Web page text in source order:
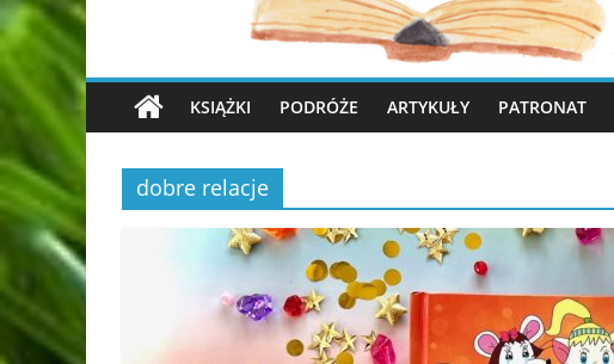
KSIĄŻKI PODRÓŻE ARTYKUŁY PATRONAT
dobre relacje